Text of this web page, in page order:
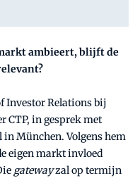
ambieert, blijft de
Investor Relations bij
CTP, in gesprek met
in München. Volgens hem
eigen markt invloed
gatewayzal op termijn